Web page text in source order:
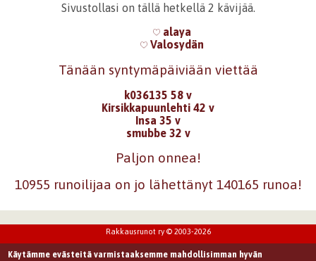
Sivustollasi on tällä hetkellä 2 kävijää.
alaya
Valosydän
Tänään syntymäpäiviään viettää
k036135 58 v
Kirsikkapuunlehti 42 v
Insa 35 v
smubbe 32 v
Paljon onnea!
10955 runoilijaa on jo lähettänyt 140165 runoa!
Rakkausrunot ry © 2003-2026
Käytämme evästeitä varmistaaksemme mahdollisimman hyvän